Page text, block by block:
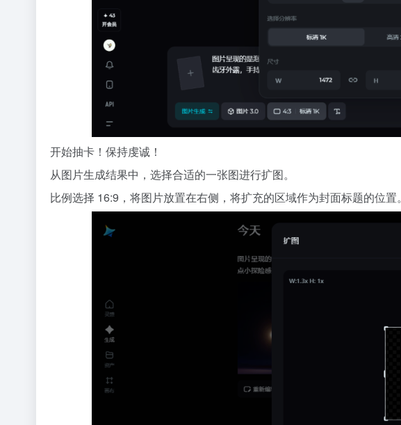
开始抽卡！保持虔诚！
从图片生成结果中，选择合适的一张图进行扩图。
比例选择 16:9，将图片放置在右侧，将扩充的区域作为封面标题的位置。